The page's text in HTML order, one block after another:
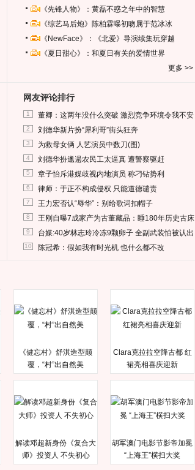
《先锋人物》：黄磊不惑之年中的智慧
《综艺马后炮》陈柏霖曝初吻属于范冰冰
《NewFace》：《北爱》导演续集玩穿越
《夏日甜心》：和夏日有关的爱情世界
更多 >>
网友评论排行
1 董卿：这两年没什么突破 激烈竞争环境令我不安
2 刘德华新片扮“犀利哥”街头狂奔
3 为救母女俩 人艺演员中数刀(图)
4 刘德华扮邋遢农民工太逼真 遭警察驱赶
5 章子怡斥港媒歧视内地演员 称刁钻势利
6 律师：于正不构成侵权 只能道德谴责
7 王力宏否认“辱华”：别给歌词扣帽子
8 王刚自曝7成家产为古董藏品：睡180年历史古床
9 台媒:40岁林志玲冷冻9颗卵子 全副武装怕被认出
10 陈冠希：假如我有时光机 也什么都不改
《健忘村》舒淇造型颠
覆，“村”出自然美
Clara克拉拉空降古都 红
裙亮相喜庆迎新
解读邓超新身份《复合大
师》投资人 不失初心
胡军澳门电影节影帝加冕
“上海王”横扫大奖